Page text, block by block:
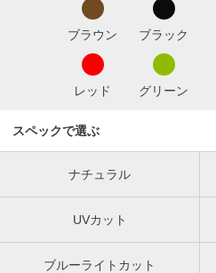
ブラウン ブラック
レッド グリーン
スペックで選ぶ
ナチュラル
UVカット
ブルーライトカット